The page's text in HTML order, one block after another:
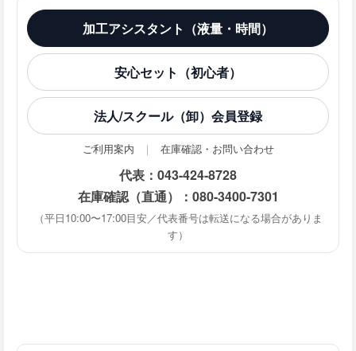
加工アシスタント（液量・時間）
安心セット（初心者）
法人/スクール（卸）会員登録
ご利用案内 ｜ 在庫確認・お問い合わせ
代表： 043-424-8728
在庫確認（直通）： 080-3400-7301
（平日10:00〜17:00目安／代表番号は転送になる場合がありま
す）